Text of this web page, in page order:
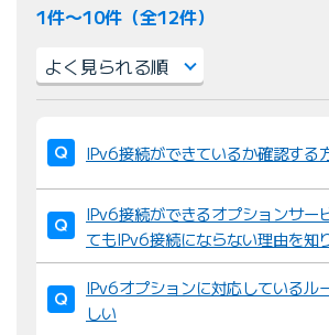
1件〜10件（全12件）
び
替
え
：
IPv6接続ができているか確認する
IPv6接続ができるオプションサー
てもIPv6接続にならない理由を知
IPv6オプションに対応しているル
しい